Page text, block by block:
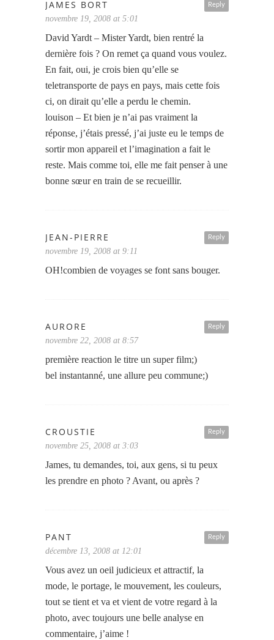
Reply
JAMES BORT
novembre 19, 2008 at 5:01
David Yardt – Mister Yardt, bien rentré la
dernière fois ? On remet ça quand vous voulez.
En fait, oui, je crois bien qu’elle se
teletransporte de pays en pays, mais cette fois
ci, on dirait qu’elle a perdu le chemin.
louison – Et bien je n’ai pas vraiment la
réponse, j’étais pressé, j’ai juste eu le temps de
sortir mon appareil et l’imagination a fait le
reste. Mais comme toi, elle me fait penser à une
bonne sœur en train de se recueillir.
Reply
JEAN-PIERRE
novembre 19, 2008 at 9:11
OH!combien de voyages se font sans bouger.
Reply
AURORE
novembre 22, 2008 at 8:57
première reaction le titre un super film;)
bel instantanné, une allure peu commune;)
Reply
CROUSTIE
novembre 25, 2008 at 3:03
James, tu demandes, toi, aux gens, si tu peux
les prendre en photo ? Avant, ou après ?
Reply
PANT
décembre 13, 2008 at 12:01
Vous avez un oeil judicieux et attractif, la
mode, le portage, le mouvement, les couleurs,
tout se tient et va et vient de votre regard à la
photo, avec toujours une belle analyse en
commentaire, j’aime !